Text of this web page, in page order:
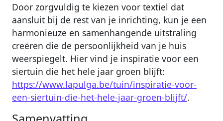
Door zorgvuldig te kiezen voor textiel dat
aansluit bij de rest van je inrichting, kun je een
harmonieuze en samenhangende uitstraling
creëren die de persoonlijkheid van je huis
weerspiegelt. Hier vind je inspiratie voor een
siertuin die het hele jaar groen blijft:
https://www.lapulga.be/tuin/inspiratie-voor-
een-siertuin-die-het-hele-jaar-groen-blijft/.